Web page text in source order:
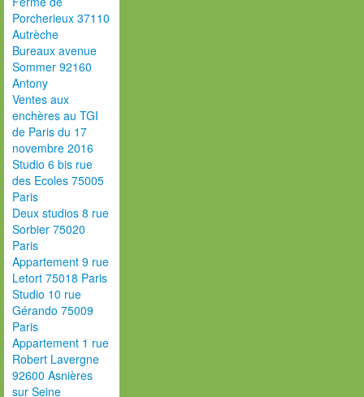
Porcherieux 37110
Autrèche
Bureaux avenue
Sommer 92160
Antony
Ventes aux
enchères au TGI
de Paris du 17
novembre 2016
Studio 6 bis rue
des Ecoles 75005
Paris
Deux studios 8 rue
Sorbier 75020
Paris
Appartement 9 rue
Letort 75018 Paris
Studio 10 rue
Gérando 75009
Paris
Appartement 1 rue
Robert Lavergne
92600 Asnières
sur Seine